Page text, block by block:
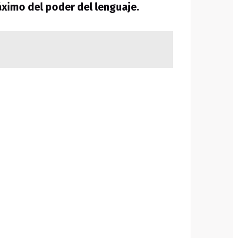
del poder del lenguaje.